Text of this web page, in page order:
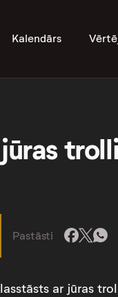
Kalendārs
trolli
Pastāsti
ar jūras